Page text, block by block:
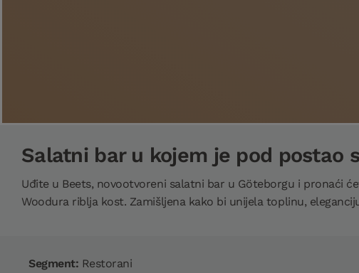
Salatni bar u kojem je pod postao
Uđite u Beets, novootvoreni salatni bar u Göteborgu i pronaći
Woodura riblja kost. Zamišljena kako bi unijela toplinu,
Segment: Restorani